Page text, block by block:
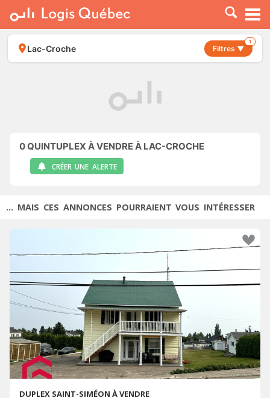
À LOUER
À VENDRE
PLACER UNE ANNONCE
Lac-Croche Filtres ▼
1
0QUINTUPLEX À VENDRE À LAC-CROCHE
CRÉER UNE ALERTE
... MAIS CES ANNONCES POURRAIENT VOUS INTÉRESSER
DUPLEX SAINT-SIMÉON À VENDRE